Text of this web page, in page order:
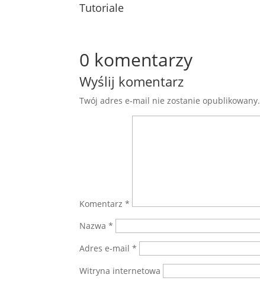
Tutoriale
0 komentarzy
Wyślij komentarz
Twój adres e-mail nie zostanie opublikowany.
Komentarz*
Nazwa*
Adres e-mail*
Witryna internetowa